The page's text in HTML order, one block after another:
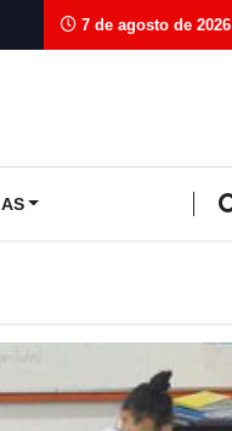
7 de agosto de 2026